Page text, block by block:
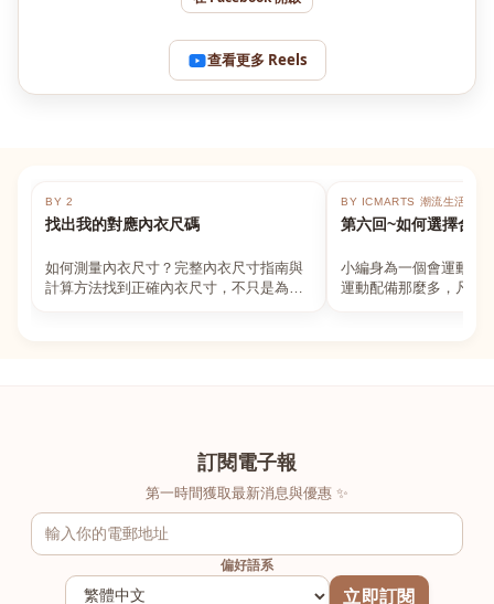
查看更多 Reels
BY 2
找出我的對應內衣尺碼
如何測量內衣尺寸？完整內衣尺寸指南與
計算方法找到正確內衣尺寸，不只是為了
BY ICMARTS 潮流生活百貨
第六回~如何選擇合適
小編身為一個會運動的
運動配備那麼多，凡舉
訂閱電子報
第一時間獲取最新消息與優惠 ✨
偏好語系
立即訂閱